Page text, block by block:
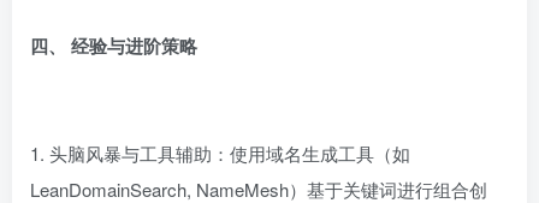
四、 经验与进阶策略
1. 头脑风暴与工具辅助：使用域名生成工具（如
LeanDomainSearch, NameMesh）基于关键词进行组合创